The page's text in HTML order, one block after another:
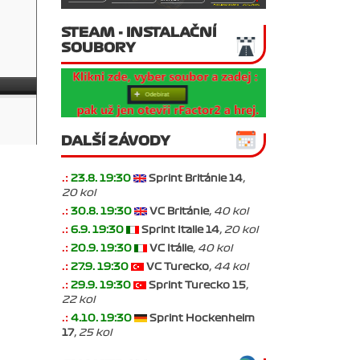
STEAM - INSTALAČNÍ
SOUBORY
DALŠÍ ZÁVODY
.: 23.8. 19:30 Sprint Británie 14,
20 kol
.: 30.8. 19:30 VC Británie, 40 kol
.: 6.9. 19:30 Sprint Italie 14, 20 kol
.: 20.9. 19:30 VC Itálie, 40 kol
.: 27.9. 19:30 VC Turecko, 44 kol
.: 29.9. 19:30 Sprint Turecko 15,
22 kol
.: 4.10. 19:30
Sprint Hockenheim
17, 25 kol